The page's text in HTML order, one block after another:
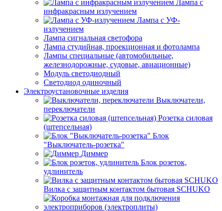
Лампа с
инфракрасным излучением
Лампа с УФ-
излучением
Лампа сигнальная светофора
Лампа студийная, проекционная и фотолампа
Лампы специальные (автомобильные,
железнодорожные, судовые, авиационные)
Модуль светодиодный
Светодиод одиночный
Электроустановочные изделия
Выключатели,
переключатели
Розетка силовая
(штепсельная)
Блок
"Выключатель-розетка"
Диммер
Блок розеток,
удлинитель
Вилка с защитным контактом бытовая SCHUKO